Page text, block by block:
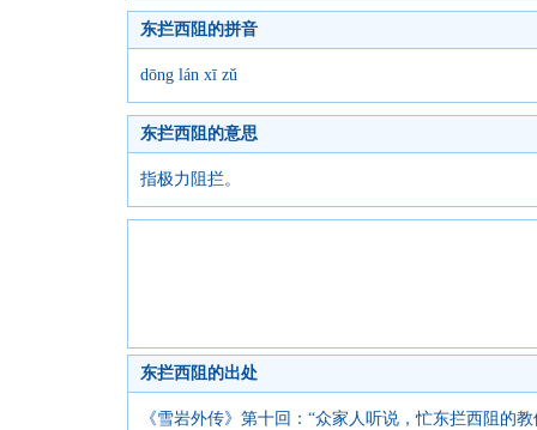
东拦西阻的拼音
dōng lán xī zǔ
东拦西阻的意思
指极力阻拦。
东拦西阻的出处
《雪岩外传》第十回：“众家人听说，忙东拦西阻的